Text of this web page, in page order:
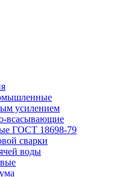
усилением
всасывающие
ГОСТ 18698-79
сварки
воды